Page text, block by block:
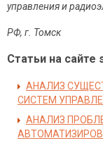
управления и
РФ, г. Томск
Статьи на сайте
АНАЛИЗ
СИСТЕМ
АНАЛИЗ